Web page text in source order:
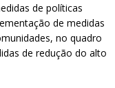
de políticas
de medidas
no quadro
de redução do alto